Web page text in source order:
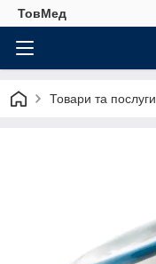
ТовМед
Товари та послуги